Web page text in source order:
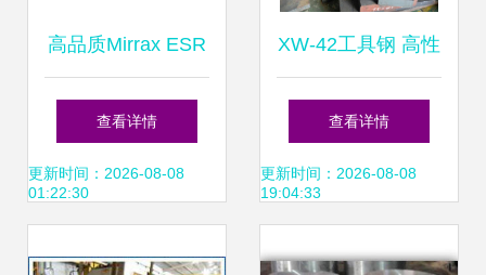
高品质Mirrax ESR
与Missax ESR模具
钢现货批发与精料
查看详情
更新时间：2026-08-08
01:22:30
XW-42工具钢 高性
能模具钢的卓越之
选
查看详情
更新时间：2026-08-08
19:04:33